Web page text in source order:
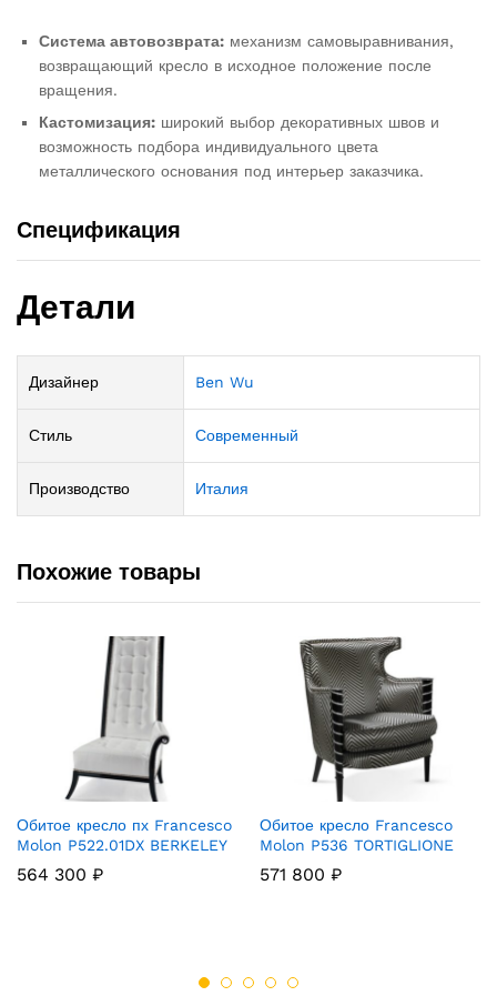
Система автовозврата: механизм самовыравнивания,
возвращающий кресло в исходное положение после
вращения.
Кастомизация: широкий выбор декоративных швов и
возможность подбора индивидуального цвета
металлического основания под интерьер заказчика.
Спецификация
Детали
Дизайнер Ben Wu
Стиль Современный
Производство Италия
Похожие товары
Обитое кресло пх Francesco
Molon P522.01DX BERKELEY
564 300 ₽
Обитое кресло Francesco
Molon P536 TORTIGLIONE
571 800 ₽